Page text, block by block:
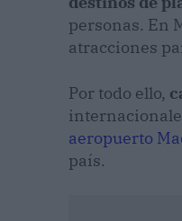
personas. En
atracciones
Por todo ello,
aeropuerto
país.